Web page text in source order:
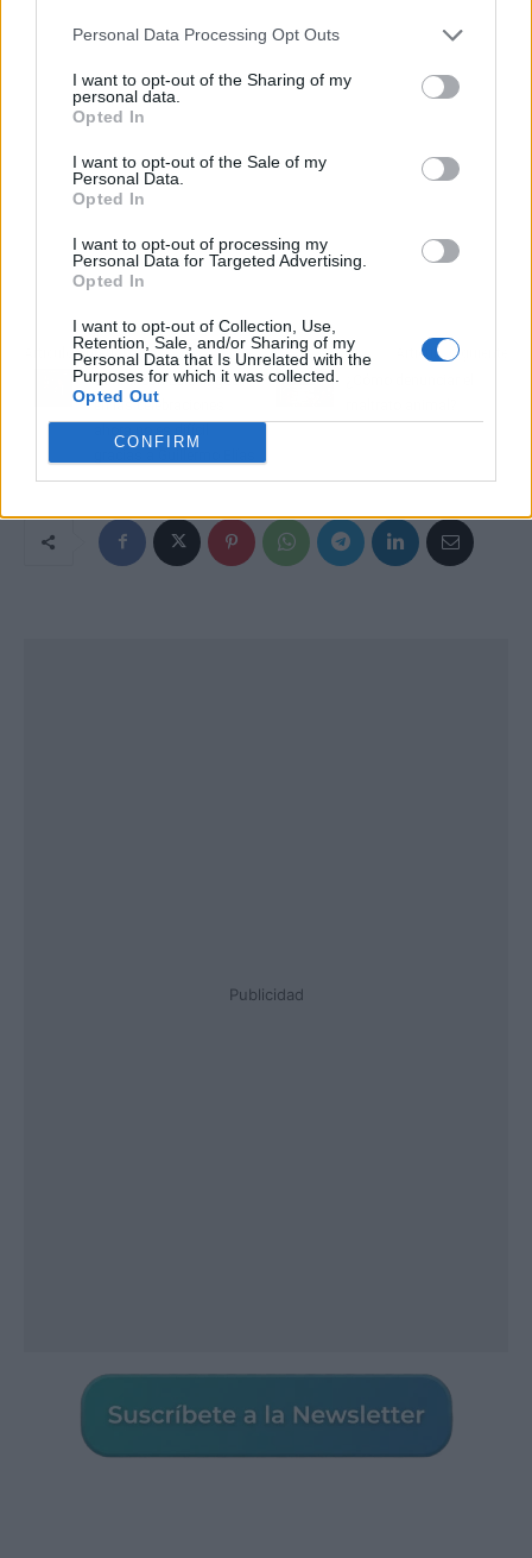
Personal Data Processing Opt Outs
I want to opt-out of the Sharing of my
personal data.
Opted In
I want to opt-out of the Sale of my
Personal Data.
Opted In
I want to opt-out of processing my
Personal Data for Targeted Advertising.
Opted In
I want to opt-out of Collection, Use,
Retention, Sale, and/or Sharing of my
Personal Data that Is Unrelated with the
Purposes for which it was collected.
Opted Out
CONFIRM
Artículo anterior
Contar con Luis Miguel
en las celebraciones
Artículo siguiente
Publicidad